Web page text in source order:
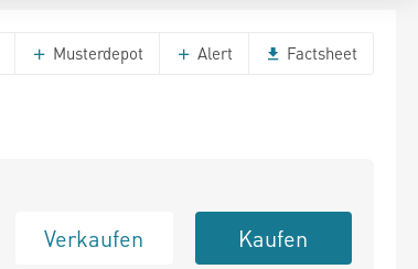
Musterdepot Alert Factsheet
Verkaufen Kaufen